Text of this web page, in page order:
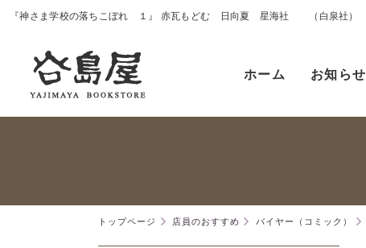
『神さま学校の落ちこぼれ １』 赤瓦もどむ 日向夏 星海社 （白泉社）
ホーム お知らせ
トップページ 店員のおすすめ バイヤー（コミック）